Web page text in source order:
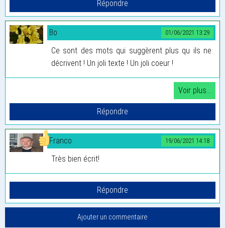
01/06/2021 13:29
Bo
Ce sont des mots qui suggèrent plus qu ils ne
décrivent ! Un joli texte ! Un joli coeur !
19/06/2021 14:18
Franco
Très bien écrit!